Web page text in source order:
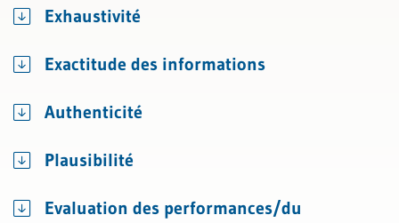
Exhaustivité
Exactitude des informations
Authenticité
Plausibilité
Evaluation des performances/du